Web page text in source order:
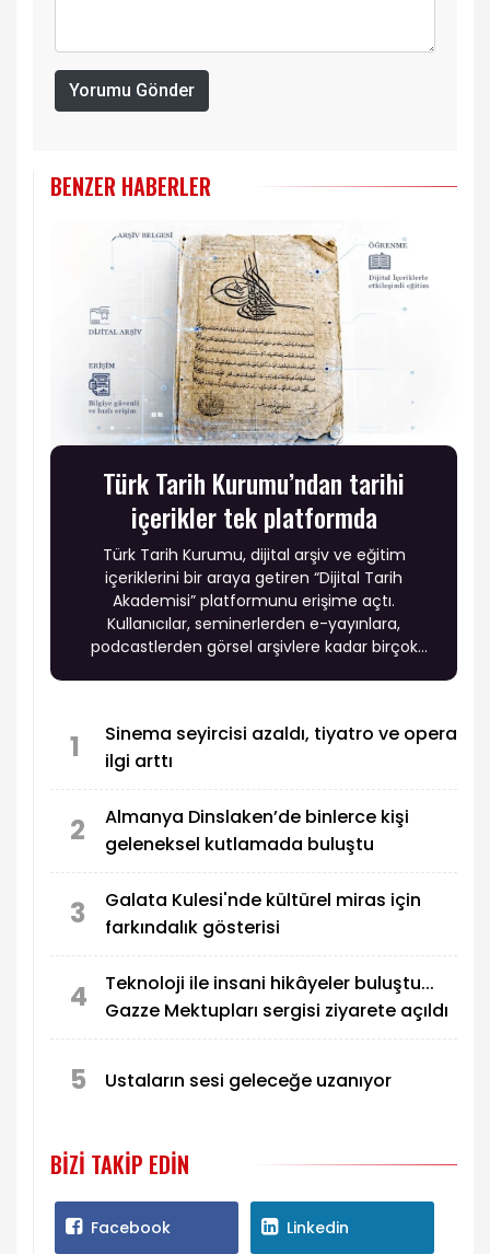
Yorumu Gönder
BENZER HABERLER
Türk Tarih Kurumu’ndan tarihi
içerikler tek platformda
Türk Tarih Kurumu, dijital arşiv ve eğitim
içeriklerini bir araya getiren “Dijital Tarih
Akademisi” platformunu erişime açtı.
Kullanıcılar, seminerlerden e-yayınlara,
podcastlerden görsel arşivlere kadar birçok
1
Sinema seyircisi azaldı, tiyatro ve opera
ilgi arttı
2
Almanya Dinslaken’de binlerce kişi
geleneksel kutlamada buluştu
3
Galata Kulesi'nde kültürel miras için
farkındalık gösterisi
4
Teknoloji ile insani hikâyeler buluştu...
Gazze Mektupları sergisi ziyarete açıldı
5 Ustaların sesi geleceğe uzanıyor
BIZI TAKIP EDIN
Facebook Linkedin